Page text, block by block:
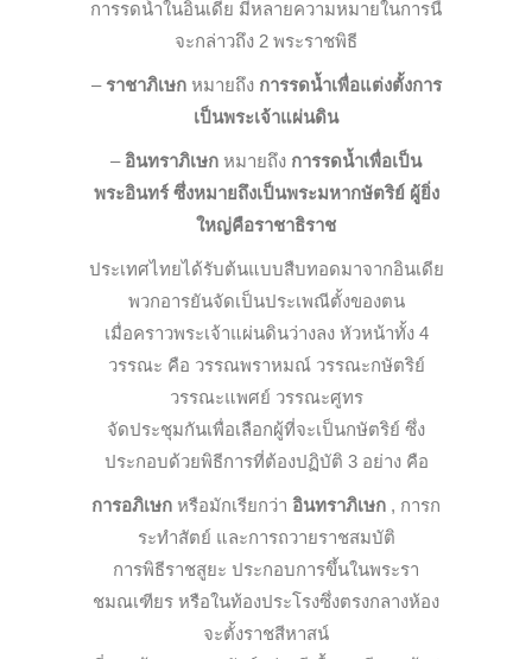
การรดน้ำในอินเดีย มีหลายความหมายในการนี้
จะกล่าวถึง 2 พระราชพิธี
– ราชาภิเษกหมายถึง การรดน้ำเพื่อแต่งตั้งการ
เป็นพระเจ้าแผ่นดิน
– อินทราภิเษก หมายถึง การรดน้ำเพื่อเป็น
พระอินทร์ซึ่งหมายถึงเป็นพระมหากษัตริย์ ผู้ยิ่ง
ใหญ่คือราชาธิราช
ประเทศไทยได้รับต้นแบบสืบทอดมาจากอินเดีย
พวกอารยันจัดเป็นประเพณีตั้งของตน
เมื่อคราวพระเจ้าแผ่นดินว่างลง หัวหน้าทั้ง 4
วรรณะ คือ วรรณพราหมณ์ วรรณะกษัตริย์
วรรณะแพศย์ วรรณะศูทร
จัดประชุมกันเพื่อเลือกผู้ที่จะเป็นกษัตริย์ ซึ่ง
ประกอบด้วยพิธีการที่ต้องปฏิบัติ 3 อย่าง คือ
การอภิเษก หรือมักเรียกว่า อินทราภิเษก , การก
ระทำสัตย์ และการถวายราชสมบัติ
การพิธีราชสูยะ ประกอบการขึ้นในพระรา
ชมณเฑียร หรือในท้องประโรงซึ่งตรงกลางห้อง
จะตั้งราชสีหาสน์